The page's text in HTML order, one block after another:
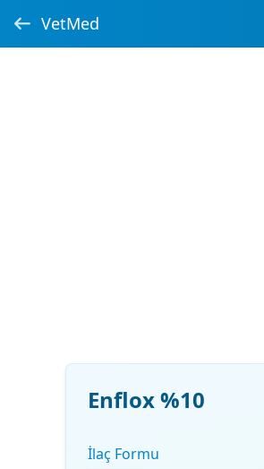
VetMed
Enflox %10
İlaç Formu